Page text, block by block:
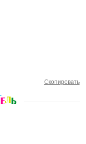
Скопировать